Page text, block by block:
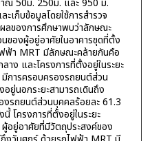
เก็บข้อมูลโดยใช้การสำรวจ
ลของการศึกษาพบว่าลักษณะ
ของผู้อยู่อาศัยในอาคารชุดที่ตั้ง
ฟฟ้า MRT มีลักษณะคล้ายกันคือ
าง และโครงการที่ตั้งอยู่ในระยะ
การครอบครองรถยนต์ส่วน
ยู่นอกระยะสามารถเดินถึง
รถยนต์ส่วนบุคคลร้อยละ 61.3
โครงการที่ตั้งอยู่ในระยะ
อยู่อาศัยที่มีวัตถุประสงค์ของ